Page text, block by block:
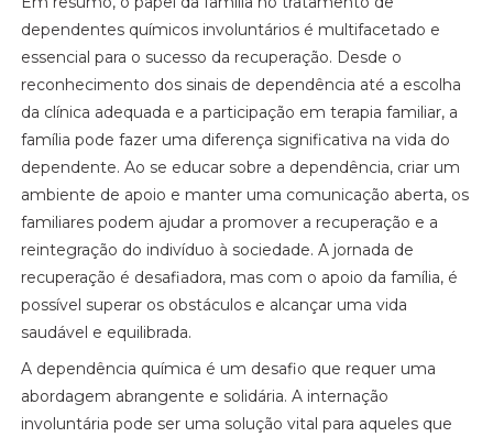
dependentes químicos involuntários é multifacetado e
essencial para o sucesso da recuperação. Desde o
reconhecimento dos sinais de dependência até a escolha
da clínica adequada e a participação em terapia familiar, a
família pode fazer uma diferença significativa na vida do
dependente. Ao se educar sobre a dependência, criar um
ambiente de apoio e manter uma comunicação aberta, os
familiares podem ajudar a promover a recuperação e a
reintegração do indivíduo à sociedade. A jornada de
recuperação é desafiadora, mas com o apoio da família, é
possível superar os obstáculos e alcançar uma vida
saudável e equilibrada.
A dependência química é um desafio que requer uma
abordagem abrangente e solidária. A internação
involuntária pode ser uma solução vital para aqueles que